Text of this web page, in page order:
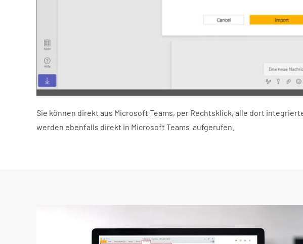
Sie können direkt aus Microsoft Teams, per Rechtsklick, alle dort
werden ebenfalls direkt in Microsoft Teams aufgerufen.